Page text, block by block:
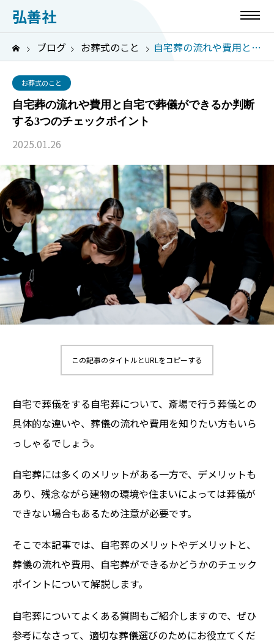
弘善社
ブログ お葬式のこと 自宅葬の流れや費用と自宅で葬儀ができるか判断する3つのチェックポイント
お葬式のこと
自宅葬の流れや費用と自宅で葬儀ができるか判断
する3つのチェックポイント
2025.01.26
この記事のタイトルとURLをコピーする
自宅で葬儀をする自宅葬について、斎場で行う葬儀との
具体的な違いや、葬儀の流れや費用を知りたい方もいら
っしゃるでしょう。
自宅葬には多くのメリットがある一方で、デメリットも
あり、残念ながら建物の環境や住まいによっては葬儀が
できない場合もあるため注意が必要です。
そこで本記事では、自宅葬のメリットやデメリットと、
葬儀の流れや費用、自宅葬ができるかどうかのチェック
ポイントについて解説します。
自宅葬についてよくある質問もご紹介しますので、ぜひ
参考になさって、適切な葬儀選びのためにお役立てくだ